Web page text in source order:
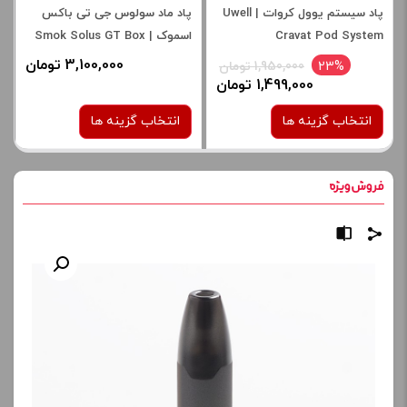
پاد سیستم یوول کروات | Uwell
Cravat Pod System
23% 1,950,000 تومان
1,499,000 تومان
انتخاب گزینه ها
blue
محصول را از کادر بالا انتخاب
پاد ماد سولوس جی تی باکس
اسموک | Smok Solus GT Box
3,100,000 تومان
انتخاب گزینه ها
برای فعال شدن سبد خرید و